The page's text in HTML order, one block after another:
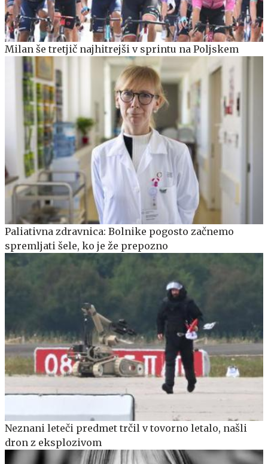
Milan še tretjič najhitrejši v sprintu na Poljskem
Paliativna zdravnica: Bolnike pogosto začnemo
spremljati šele, ko je že prepozno
Neznani leteči predmet trčil v tovorno letalo, našli
dron z eksplozivom